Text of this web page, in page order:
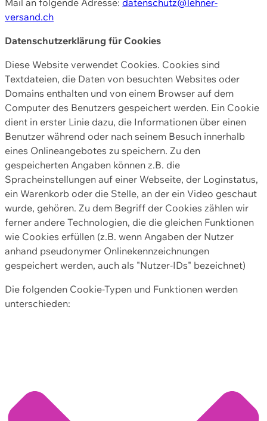
versand.ch
Datenschutzerklärung für Cookies
Diese Website verwendet Cookies. Cookies sind
Textdateien, die Daten von besuchten Websites oder
Domains enthalten und von einem Browser auf dem
Computer des Benutzers gespeichert werden. Ein Cookie
dient in erster Linie dazu, die Informationen über einen
Benutzer während oder nach seinem Besuch innerhalb
eines Onlineangebotes zu speichern. Zu den
gespeicherten Angaben können z.B. die
Spracheinstellungen auf einer Webseite, der Loginstatus,
ein Warenkorb oder die Stelle, an der ein Video geschaut
wurde, gehören. Zu dem Begriff der Cookies zählen wir
ferner andere Technologien, die die gleichen Funktionen
wie Cookies erfüllen (z.B. wenn Angaben der Nutzer
anhand pseudonymer Onlinekennzeichnungen
gespeichert werden, auch als "Nutzer-IDs" bezeichnet)
Die folgenden Cookie-Typen und Funktionen werden
unterschieden: